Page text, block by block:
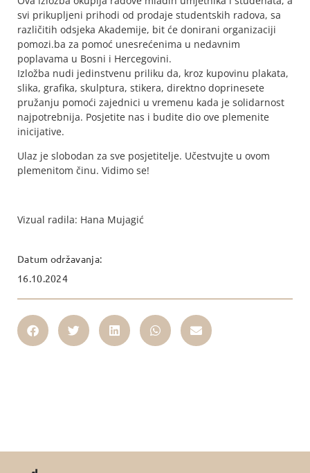
svi prikupljeni prihodi od prodaje studentskih radova, sa
različitih odsjeka Akademije, bit će donirani organizaciji
pomozi.ba za pomoć unesrećenima u nedavnim
poplavama u Bosni i Hercegovini.
Izložba nudi jedinstvenu priliku da, kroz kupovinu plakata,
slika, grafika, skulptura, stikera, direktno doprinesete
pružanju pomoći zajednici u vremenu kada je solidarnost
najpotrebnija. Posjetite nas i budite dio ove plemenite
inicijative.
Ulaz je slobodan za sve posjetitelje. Učestvujte u ovom
plemenitom činu. Vidimo se!
Vizual radila: Hana Mujagić
Datum održavanja:
16.10.2024